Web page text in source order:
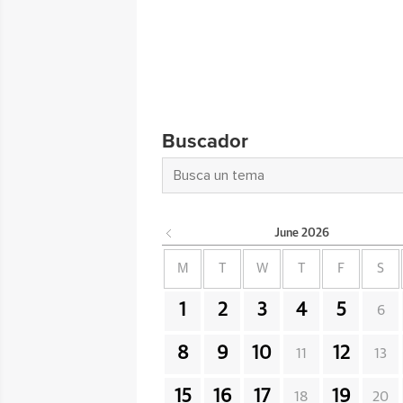
Buscador
June 2026
M W F S
1 2 3 4 5 6
8 9 10 11 12 13
15 16 17 18 19 20